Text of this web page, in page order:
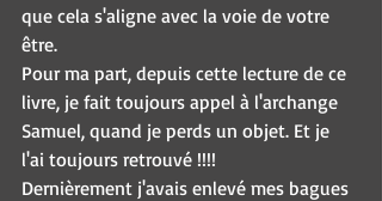
que cela s'aligne avec la voie de votre
être.
Pour ma part, depuis cette lecture de ce
livre, je fait toujours appel à l'archange
Samuel, quand je perds un objet. Et je
l'ai toujours retrouvé !!!!
Dernièrement j'avais enlevé mes bagues